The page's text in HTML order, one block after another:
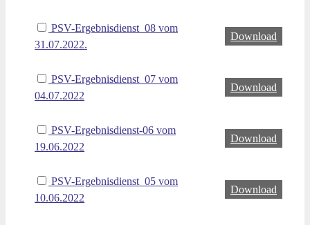
PSV-Ergebnisdienst_08 vom
31.07.2022.
Download
PSV-Ergebnisdienst_07 vom
04.07.2022
Download
PSV-Ergebnisdienst-06 vom
19.06.2022
Download
PSV-Ergebnisdienst_05 vom
10.06.2022
Download